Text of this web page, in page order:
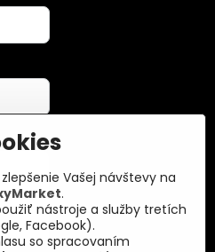
Vašej návštevy na
.
nástroje a služby tretích
Facebook).
so spracovaním